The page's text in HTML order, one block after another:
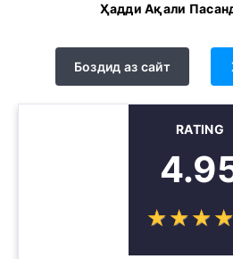
Ҳадди Ақали
Боздид аз сайт
RATING
☆☆☆☆
★★★★